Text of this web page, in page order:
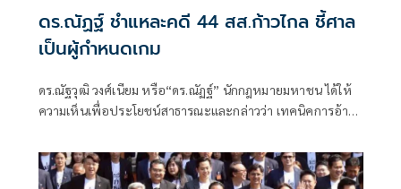
ดร.ณัฏฐ์ ชำแหละคดี 44 สส.ก้าวไกล ชี้ศาล
เป็นผู้กำหนดเกม
ดร.ณัฐวุฒิ วงศ์เนียม หรือ“ดร.ณัฏฐ์” นักกฎหมายมหาชน ได้ให้
ความเห็นเพื่อประโยชน์สาธารณะและกล่าวว่า เทคนิคการอ้าง